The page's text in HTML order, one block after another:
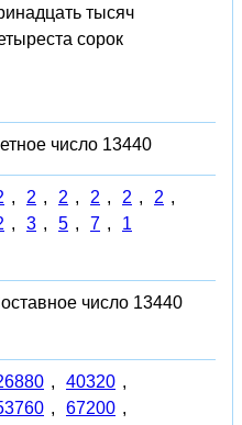
тысяч
сорок
число 13440
, 2 , 2 , 2 , 2 , 2 ,
, 3 , 5 , 7 , 1
число 13440
, 40320 ,
, 67200 ,